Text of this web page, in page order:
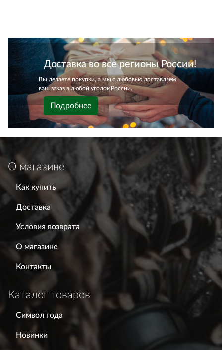
Доставка во все регионы России!
Вы делаете покупки, а мы с любовью доставляем
ваш заказ в любой уголок России.
Подробнее
О магазине
Как купить
Доставка
Условия возврата
О магазине
Контакты
Каталог товаров
Символ года
Новинки